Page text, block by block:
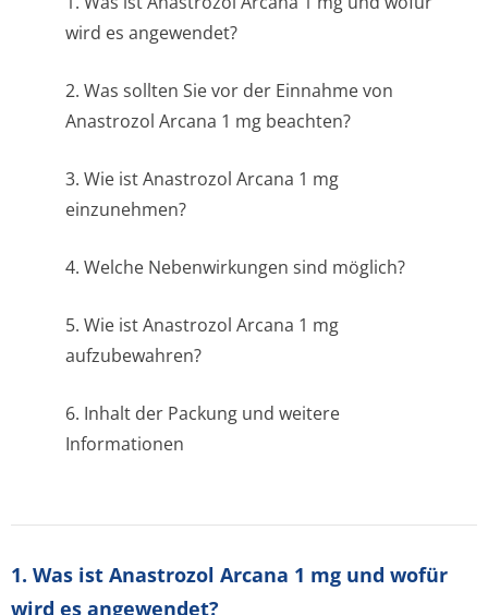
wird es angewendet?
2. Was sollten Sie vor der Einnahme von
Anastrozol Arcana 1 mg beachten?
3. Wie ist Anastrozol Arcana 1 mg
einzunehmen?
4. Welche Nebenwirkungen sind möglich?
5. Wie ist Anastrozol Arcana 1 mg
aufzubewahren?
6. Inhalt der Packung und weitere
Informationen
1. Was ist Anastrozol Arcana 1 mg und wofür
wird es angewendet?